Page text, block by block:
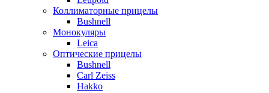
Коллиматорные прицелы
Bushnell
Монокуляры
Leica
Оптические прицелы
Bushnell
Carl Zeiss
Hakko